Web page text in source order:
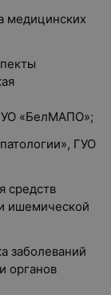
медицинских
«БелМАПО»;
ГУО
средств
ишемической
заболеваний
органов